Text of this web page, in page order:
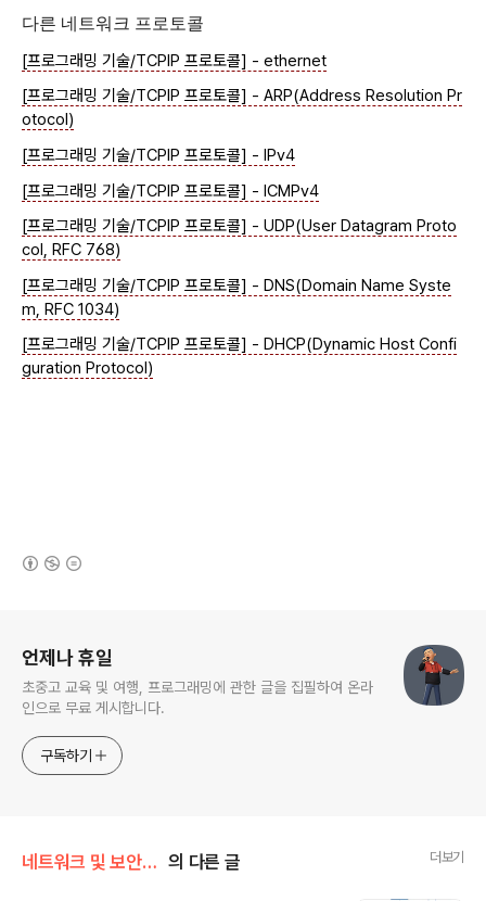
다른 네트워크 프로토콜
[프로그래밍 기술/TCPIP 프로토콜] - ethernet
[프로그래밍 기술/TCPIP 프로토콜] - ARP(Address Resolution Pr
otocol)
[프로그래밍 기술/TCPIP 프로토콜] - IPv4
[프로그래밍 기술/TCPIP 프로토콜] - ICMPv4
[프로그래밍 기술/TCPIP 프로토콜] - UDP(User Datagram Proto
col, RFC 768)
[프로그래밍 기술/TCPIP 프로토콜] - DNS(Domain Name Syste
m, RFC 1034)
[프로그래밍 기술/TCPIP 프로토콜] - DHCP(Dynamic Host Confi
guration Protocol)
언제나 휴일
초중고 교육 및 여행, 프로그래밍에 관한 글을 집필하여 온라
인으로 무료 게시합니다.
구독하기
네트워크 및 보안/TCPIP 프로토콜 의 다른 글 더보기